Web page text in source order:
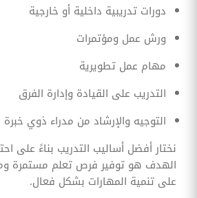
دورات تدريبية داخلية أو خارجية
ورش عمل ومؤتمرات
مهام عمل تطويرية
التدريب على القيادة وإدارة الفرق
التوجيه والإرشاد من مدراء ذوي خبرة
نختار أفضل أساليب التدريب بناءً على
الهدف هو توفير فرص تعلم مستمرة
على تنمية المهارات بشكل فعال.